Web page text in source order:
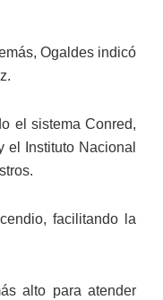
Ogaldes indicó
el sistema Conred,
el Instituto Nacional
facilitando la
alto para atender